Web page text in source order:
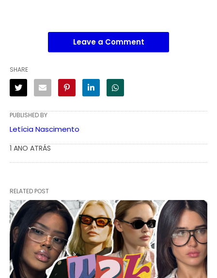
Leave a Comment
SHARE
PUBLISHED BY
Letícia Nascimento
1 ANO ATRÁS
RELATED POST